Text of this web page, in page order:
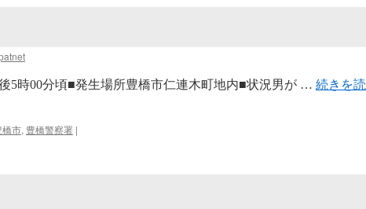
5時00分頃■発生場所豊橋市仁連木町地内■状況男が … 続きを読
橋市, 豊橋警察署 |